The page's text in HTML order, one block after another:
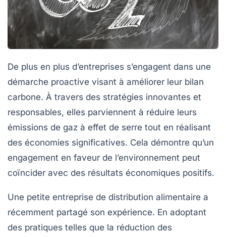
De plus en plus d’entreprises s’engagent dans une
démarche proactive visant à améliorer leur bilan
carbone. À travers des stratégies innovantes et
responsables, elles parviennent à réduire leurs
émissions de gaz à effet de serre tout en réalisant
des économies significatives. Cela démontre qu’un
engagement en faveur de l’environnement peut
coïncider avec des résultats économiques positifs.
Une petite entreprise de distribution alimentaire a
récemment partagé son expérience. En adoptant
des pratiques telles que la réduction des